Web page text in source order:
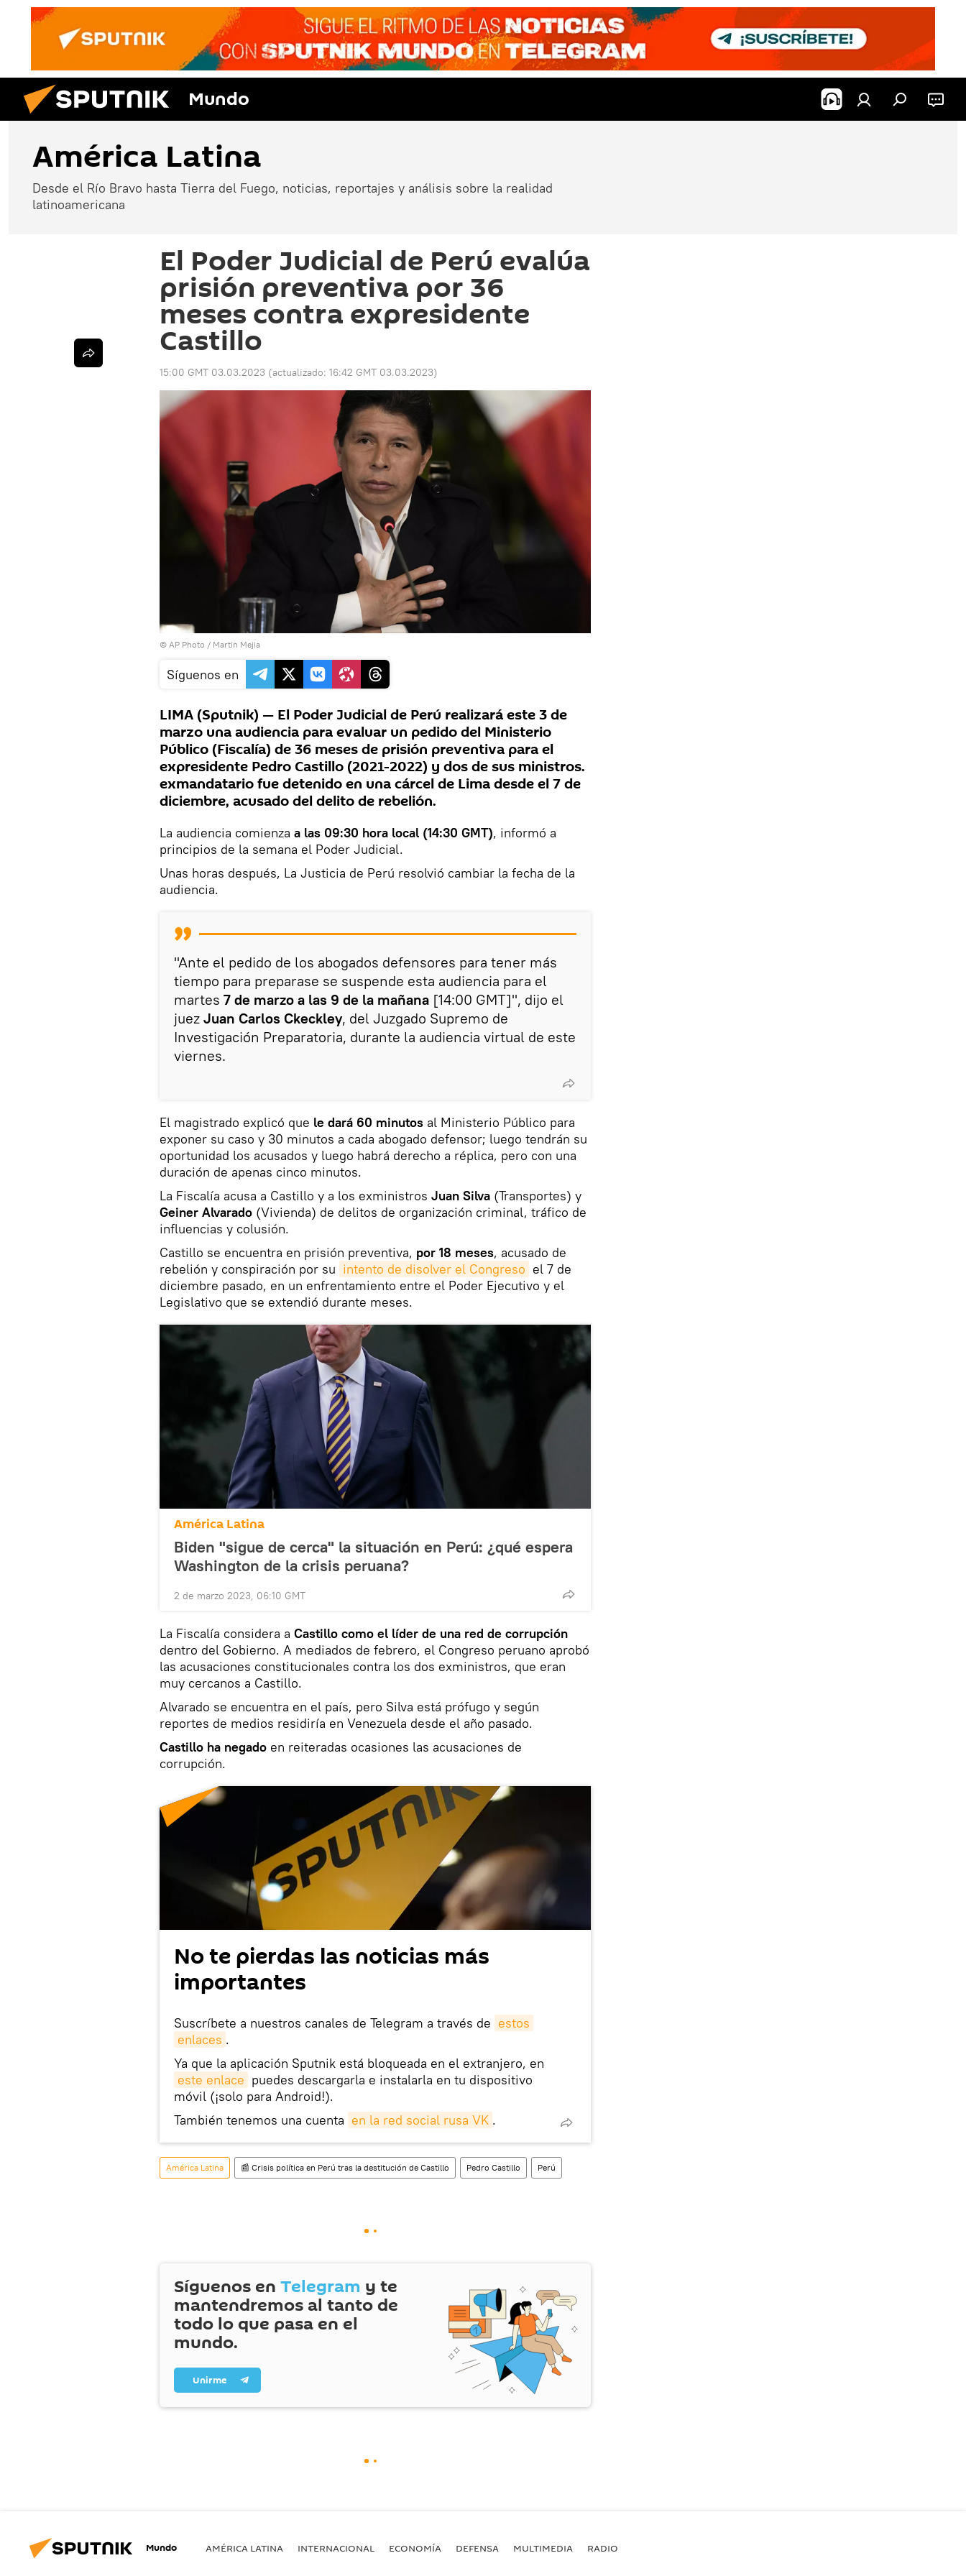
Mundo
América Latina
Desde el Río Bravo hasta Tierra del Fuego, noticias, reportajes y análisis sobre la realidad
latinoamericana
El Poder Judicial de Perú evalúa
prisión preventiva por 36
meses contra expresidente
Castillo
15:00 GMT 03.03.2023 (actualizado: 16:42 GMT 03.03.2023)
© AP Photo / Martin Mejia
Síguenos en
LIMA (Sputnik) — El Poder Judicial de Perú realizará este 3 de
marzo una audiencia para evaluar un pedido del Ministerio
Público (Fiscalía) de 36 meses de prisión preventiva para el
expresidente Pedro Castillo (2021-2022) y dos de sus ministros.
exmandatario fue detenido en una cárcel de Lima desde el 7 de
diciembre, acusado del delito de rebelión.
La audiencia comienza a las 09:30 hora local (14:30 GMT), informó a
principios de la semana el Poder Judicial.
Unas horas después, La Justicia de Perú resolvió cambiar la fecha de la
audiencia.
"Ante el pedido de los abogados defensores para tener más
tiempo para preparase se suspende esta audiencia para el
martes 7 de marzo a las 9 de la mañana [14:00 GMT]", dijo el
juez Juan Carlos Ckeckley, del Juzgado Supremo de
Investigación Preparatoria, durante la audiencia virtual de este
viernes.
El magistrado explicó que le dará 60 minutos al Ministerio Público para
exponer su caso y 30 minutos a cada abogado defensor; luego tendrán su
oportunidad los acusados y luego habrá derecho a réplica, pero con una
duración de apenas cinco minutos.
La Fiscalía acusa a Castillo y a los exministros Juan Silva (Transportes) y
Geiner Alvarado (Vivienda) de delitos de organización criminal, tráfico de
influencias y colusión.
Castillo se encuentra en prisión preventiva, por 18 meses, acusado de
rebelión y conspiración por su intento de disolver el Congreso el 7 de
diciembre pasado, en un enfrentamiento entre el Poder Ejecutivo y el
Legislativo que se extendió durante meses.
América Latina
Biden "sigue de cerca" la situación en Perú: ¿qué espera
Washington de la crisis peruana?
2 de marzo 2023, 06:10 GMT
La Fiscalía considera a Castillo como el líder de una red de corrupción
dentro del Gobierno. A mediados de febrero, el Congreso peruano aprobó
las acusaciones constitucionales contra los dos exministros, que eran
muy cercanos a Castillo.
Alvarado se encuentra en el país, pero Silva está prófugo y según
reportes de medios residiría en Venezuela desde el año pasado.
Castillo ha negado en reiteradas ocasiones las acusaciones de
corrupción.
No te pierdas las noticias más
importantes
Suscríbete a nuestros canales de Telegram a través de estos
enlaces .
Ya que la aplicación Sputnik está bloqueada en el extranjero, en
este enlace puedes descargarla e instalarla en tu dispositivo
móvil (¡solo para Android!).
También tenemos una cuenta en la red social rusa VK .
América Latina 📰 Crisis política en Perú tras la destitución de Castillo Pedro Castillo Perú
Síguenos en Telegram y te
mantendremos al tanto de
todo lo que pasa en el
mundo.
Unirme
Mundo AMÉRICA LATINA INTERNACIONAL ECONOMÍA DEFENSA MULTIMEDIA RADIO